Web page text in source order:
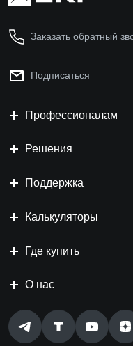
Заказать обратный
Подписаться
Профессионалам
Решения
Поддержка
Калькуляторы
Где купить
О нас